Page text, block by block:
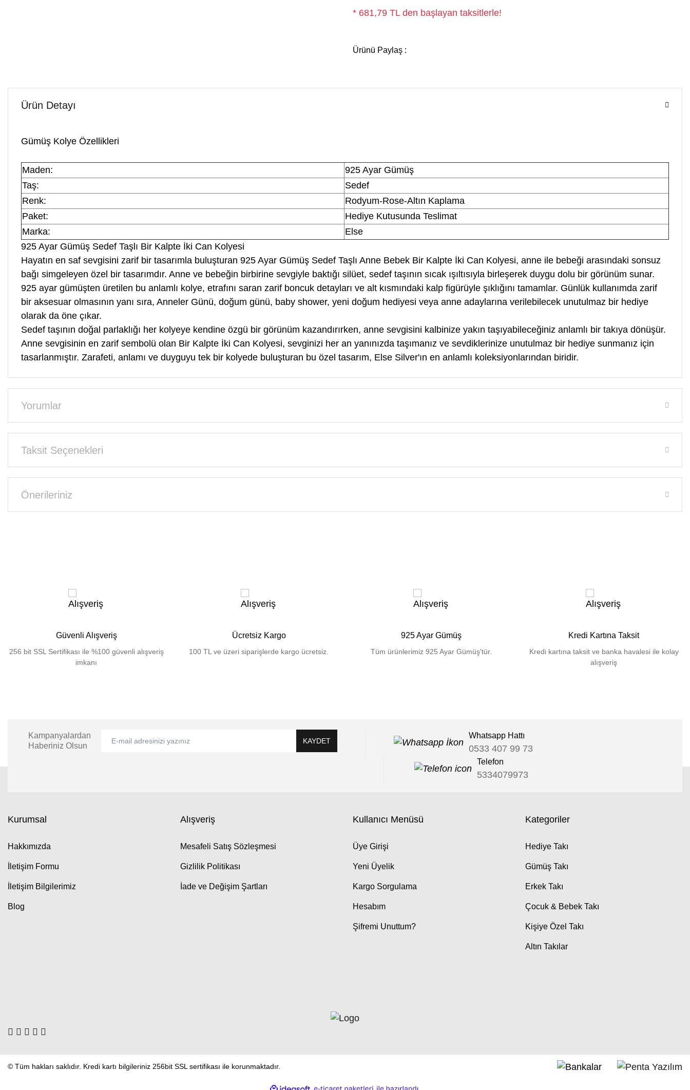
* 681,79 TL den başlayan taksitlerle!
Ürünü Paylaş :
Ürün Detayı
Gümüş Kolye Özellikleri
Maden:
925 Ayar Gümüş
Taş:
Sedef
Renk:
Rodyum-Rose-Altın Kaplama
Paket:
Hediye Kutusunda Teslimat
Marka:
Else
925 Ayar Gümüş Sedef Taşlı Bir Kalpte İki Can Kolyesi
Hayatın en saf sevgisini zarif bir tasarımla buluşturan 925 Ayar Gümüş Sedef Taşlı Anne Bebek Bir Kalpte İki Can Kolyesi, anne ile bebeği arasındaki sonsuz
bağı simgeleyen özel bir tasarımdır. Anne ve bebeğin birbirine sevgiyle baktığı silüet, sedef taşının sıcak ışıltısıyla birleşerek duygu dolu bir görünüm sunar.
925 ayar gümüşten üretilen bu anlamlı kolye, etrafını saran zarif boncuk detayları ve alt kısmındaki kalp figürüyle şıklığını tamamlar. Günlük kullanımda zarif
bir aksesuar olmasının yanı sıra, Anneler Günü, doğum günü, baby shower, yeni doğum hediyesi veya anne adaylarına verilebilecek unutulmaz bir hediye
olarak da öne çıkar.
Sedef taşının doğal parlaklığı her kolyeye kendine özgü bir görünüm kazandırırken, anne sevgisini kalbinize yakın taşıyabileceğiniz anlamlı bir takıya dönüşür.
Anne sevgisinin en zarif sembolü olan Bir Kalpte İki Can Kolyesi, sevginizi her an yanınızda taşımanız ve sevdiklerinize unutulmaz bir hediye sunmanız için
tasarlanmıştır. Zarafeti, anlamı ve duyguyu tek bir kolyede buluşturan bu özel tasarım, Else Silver'ın en anlamlı koleksiyonlarından biridir.
Yorumlar
Taksit Seçenekleri
Önerileriniz
Güvenli Alışveriş
256 bit SSL Sertifikası ile %100 güvenli alışveriş
imkanı
Ücretsiz Kargo
100 TL ve üzeri siparişlerde kargo ücretsiz.
925 Ayar Gümüş
Tüm ürünlerimiz 925 Ayar Gümüş'tür.
Kredi Kartına Taksit
Kredi kartına taksit ve banka havalesi ile kolay
alışveriş
Kampanyalardan
Haberiniz Olsun
KAYDET
Whatsapp Hattı
0533 407 99 73
Telefon
5334079973
Kurumsal
Hakkımızda
İletişim Formu
İletişim Bilgilerimiz
Blog
Alışveriş
Mesafeli Satış Sözleşmesi
Gizlilik Politikası
İade ve Değişim Şartları
Kullanıcı Menüsü
Üye Girişi
Yeni Üyelik
Kargo Sorgulama
Hesabım
Şifremi Unuttum?
Kategoriler
Hediye Takı
Gümüş Takı
Erkek Takı
Çocuk & Bebek Takı
Kişiye Özel Takı
Altın Takılar
© Tüm hakları saklıdır. Kredi kartı bilgileriniz 256bit SSL sertifikası ile korunmaktadır.